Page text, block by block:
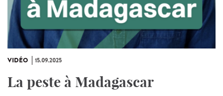
VIDÉO 15.09.2025
La peste à Madagascar